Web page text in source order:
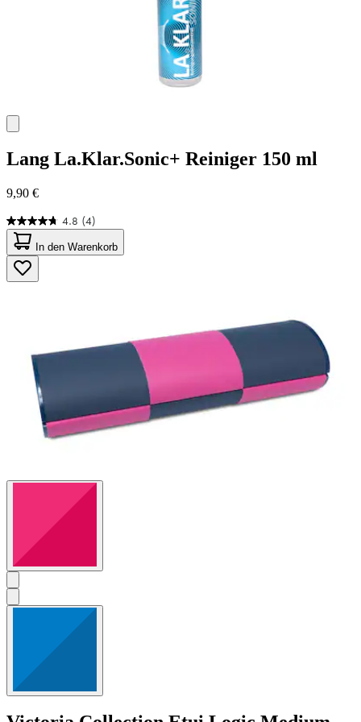
Lang La.Klar.Sonic+ Reiniger 150 ml
9,90 €
4.8 (4)
4.8
von
5
Sternen.
4
In den Warenkorb